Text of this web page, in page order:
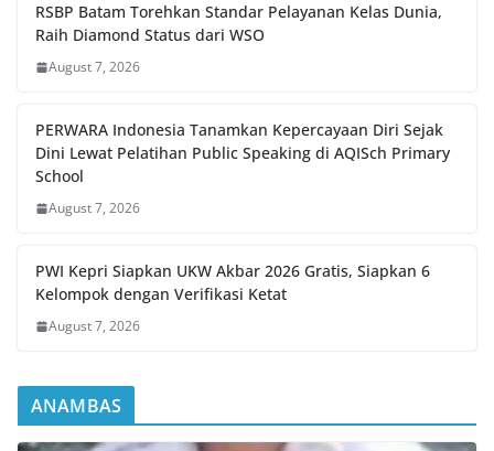
RSBP Batam Torehkan Standar Pelayanan Kelas Dunia,
Raih Diamond Status dari WSO
August 7, 2026
PERWARA Indonesia Tanamkan Kepercayaan Diri Sejak
Dini Lewat Pelatihan Public Speaking di AQISch Primary
School
August 7, 2026
PWI Kepri Siapkan UKW Akbar 2026 Gratis, Siapkan 6
Kelompok dengan Verifikasi Ketat
August 7, 2026
ANAMBAS